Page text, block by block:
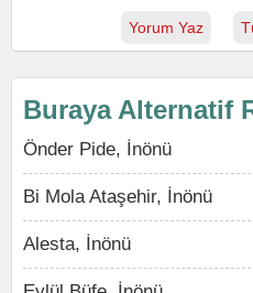
Yorum Yaz
Buraya Alternatif
Önder Pide, İnönü
Bi Mola Ataşehir, İnönü
Alesta, İnönü